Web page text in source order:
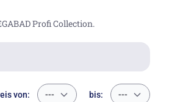
Profi Collection.
von: --- bis: ---